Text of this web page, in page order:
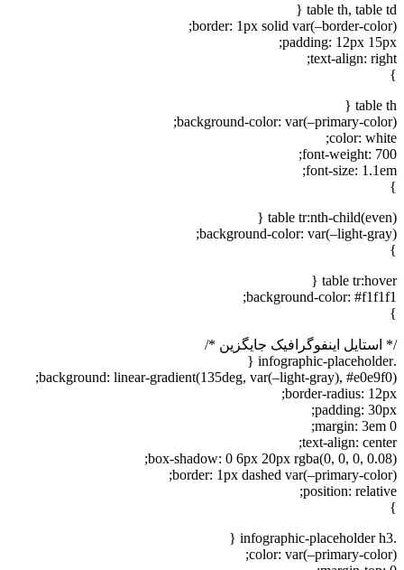
table th, table td {
border: 1px solid var(–border-color);
padding: 12px 15px;
text-align: right;
}
table th {
background-color: var(–primary-color);
color: white;
font-weight: 700;
font-size: 1.1em;
}
table tr:nth-child(even) {
background-color: var(–light-gray);
}
table tr:hover {
background-color: #f1f1f1;
}
/* استایل اینفوگرافیک جایگزین */
.infographic-placeholder {
background: linear-gradient(135deg, var(–light-gray), #e0e9f0);
border-radius: 12px;
padding: 30px;
margin: 3em 0;
text-align: center;
box-shadow: 0 6px 20px rgba(0, 0, 0, 0.08);
border: 1px dashed var(–primary-color);
position: relative;
}
.infographic-placeholder h3 {
color: var(–primary-color);